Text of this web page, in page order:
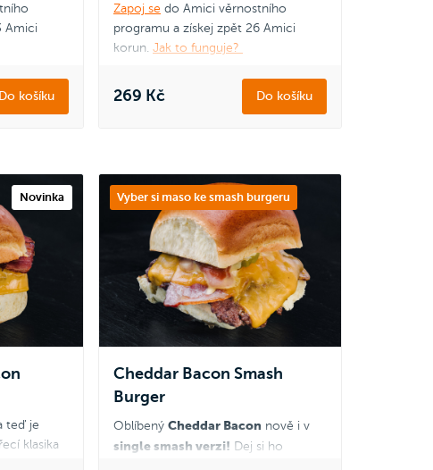
Amici
Do košíku
Zapoj se do Amici věrnostního
programu a získej zpět 26 Amici
korun. Jak to funguje?
269 Kč Do košíku
Novinka
teď je
klasika
Vyber si maso ke smash burgeru
Cheddar Bacon Smash
Burger
Oblíbený Cheddar Bacon nově i v
single smash verzi! Dej si ho